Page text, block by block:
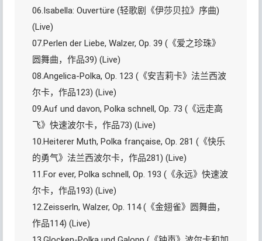
06.Isabella: Ouvertüre (轻歌剧《伊莎贝拉》序曲)
(Live)
07.Perlen der Liebe, Walzer, Op. 39 (《爱之珍珠》
圆舞曲，作品39) (Live)
08.Angelica-Polka, Op. 123 (《安吉莉卡》法兰西波
尔卡，作品123) (Live)
09.Auf und davon, Polka schnell, Op. 73 (《远走高
飞》快速波尔卡，作品73) (Live)
10.Heiterer Muth, Polka française, Op. 281 (《快乐
的勇气》法兰西波尔卡，作品281) (Live)
11.For ever, Polka schnell, Op. 193 (《永远》快速波
尔卡，作品193) (Live)
12.Zeisserln, Walzer, Op. 114 (《金翅雀》圆舞曲，
作品114) (Live)